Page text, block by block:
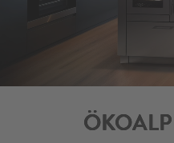
LÖSUNGEN AUF MASS
UNTERNEHMEN